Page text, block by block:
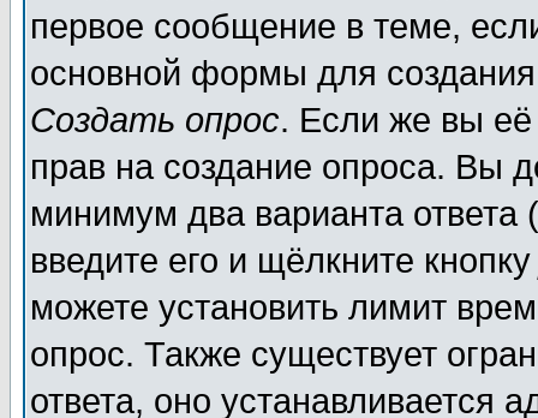
первое сообщение в теме,
основной формы для
Создать опрос. Если же вы её
прав на создание опроса. Вы
минимум два варианта ответа
введите его и щёлкните
можете установить лимит
опрос. Также существует
ответа, оно устанавливается